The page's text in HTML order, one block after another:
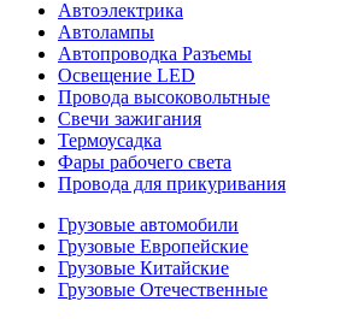
Автоэлектрика
Автолампы
Автопроводка Разъемы
Освещение LED
Провода высоковольтные
Свечи зажигания
Термоусадка
Фары рабочего света
Провода для прикуривания
Грузовые автомобили
Грузовые Европейские
Грузовые Китайские
Грузовые Отечественные